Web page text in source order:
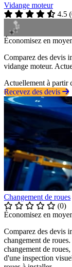
Vidange moteur
4.5 (
Économisez en
Comparez des devis
vidange moteur.
Actuellement à partir
Recevez des devis
Changement de roues
(0)
Économisez en
Comparez des devis
changement de
changement de
d'une inspection